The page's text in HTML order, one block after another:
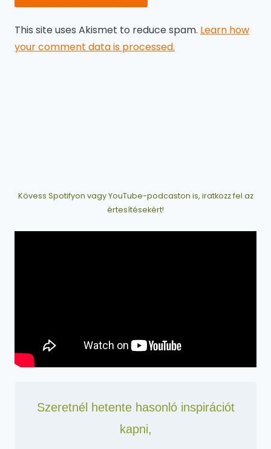
This site uses Akismet to reduce spam. Learn how
your comment data is processed.
Kövess Spotifyon vagy YouTube-podcaston is, iratkozz fel az
értesítésekért!
Szeretnél hetente hasonló inspirációt
kapni,